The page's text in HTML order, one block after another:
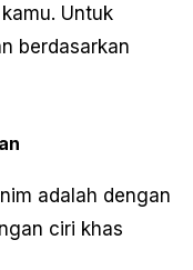
Untuk
berdasarkan
adalah dengan
ciri khas